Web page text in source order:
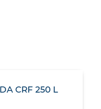
CRF 250 L